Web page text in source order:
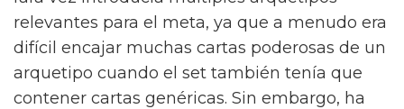
relevantes para el meta, ya que a menudo era
difícil encajar muchas cartas poderosas de un
arquetipo cuando el set también tenía que
contener cartas genéricas. Sin embargo, ha